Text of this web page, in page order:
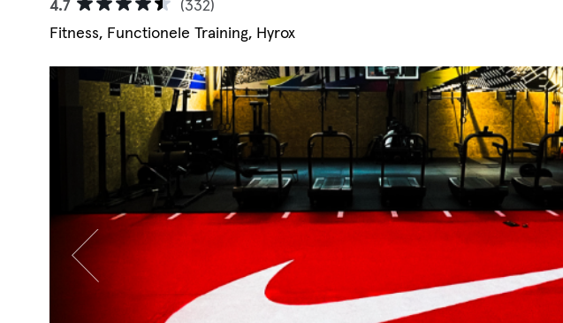
4.7
(332)
Fitness, Functionele Training, Hyrox